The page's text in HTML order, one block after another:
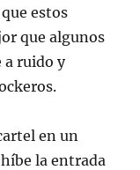
estos
que algunos
a ruido y
en un
la entrada